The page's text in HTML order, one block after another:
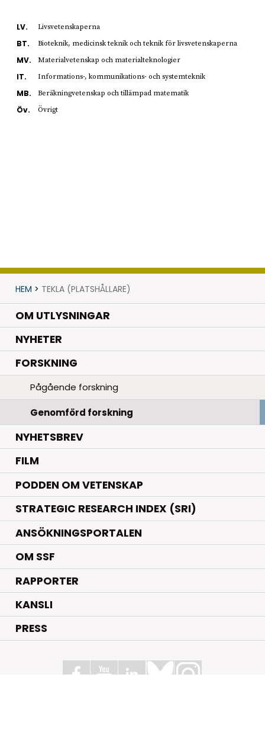
LV. Livsvetenskaperna
BT. Bioteknik, medicinsk teknik och teknik för livsvetenskaperna
MV. Materialvetenskap och materialteknologier
IT. Informations-, kommunikations- och systemteknik
MB. Beräkningvetenskap och tillämpad matematik
Öv. Övrigt
HEM > TEKLA (PLATSHÅLLARE)
OM UTLYSNINGAR
NYHETER.
FORSKNING.
Pågående forskning
Genomförd forskning
NYHETSBREV
FILM
PODDEN OM VETENSKAP
STRATEGIC RESEARCH INDEX (SRI)
ANSÖKNINGSPORTALEN
OM SSF
RAPPORTER
KANSLI
PRESS